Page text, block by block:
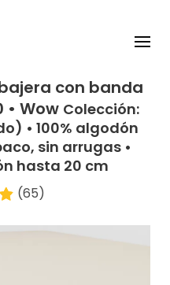
con banda
• Wow Colección:
• 100% algodón
sin arrugas •
hasta 20 cm
(65)